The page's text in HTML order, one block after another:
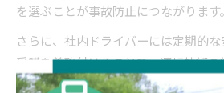
を選ぶことが事故防止につながります。
さらに、社内ドライバーには定期的
受講を義務付けることで、運転技術
が推奨されます。こうした取り組みは